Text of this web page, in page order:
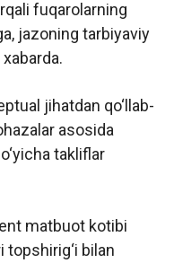
fuqarolarning
jazoning tarbiyaviy
jihatdan qo‘llab-
asosida
takliflar
matbuot kotibi
topshirig‘i bilan